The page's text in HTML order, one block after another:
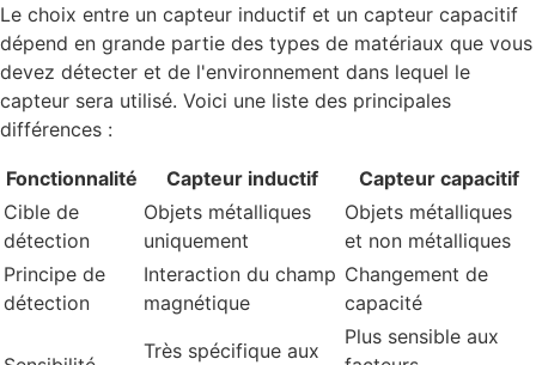
Le choix entre un capteur inductif et un capteur capacitif
dépend en grande partie des types de matériaux que vous
devez détecter et de l'environnement dans lequel le
capteur sera utilisé. Voici une liste des principales
différences :
Fonctionnalité Capteur inductif
Capteur capacitif
Cible de
détection
Objets métalliques
uniquement
Objets métalliques
et non métalliques
Principe de
détection
Interaction du champ
magnétique
Changement de
capacité
Très spécifique aux
Plus sensible aux